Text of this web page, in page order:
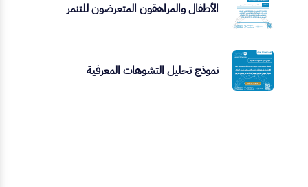
الأطفال والمراهقون المتعرضون للتنمر
نموذج تحليل التشوهات المعرفية